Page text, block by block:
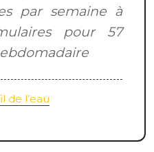
par semaine à
pour 57
de l’eau